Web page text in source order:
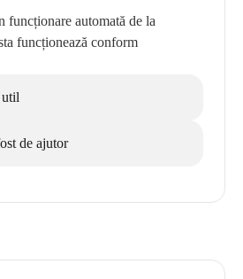
funcționare automată de la
funcționează conform
de ajutor